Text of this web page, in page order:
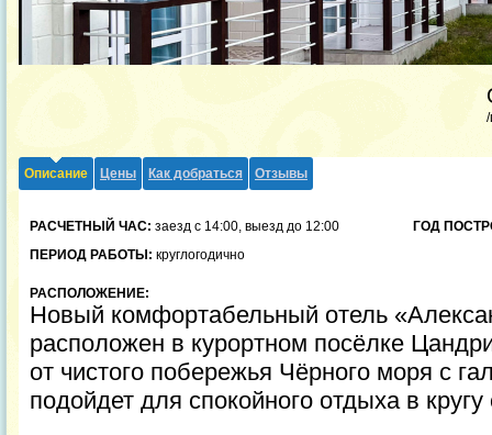
Описание Цены Как добраться Отзывы
РАСЧЕТНЫЙ ЧАС: заезд с 14:00, выезд до 12:00
ГОД
ПЕРИОД РАБОТЫ: круглогодично
РАСПОЛОЖЕНИЕ:
Новый комфортабельный отель
расположен в курортном посёлке
от чистого побережья Чёрного моря с
подойдет для спокойного отдыха в